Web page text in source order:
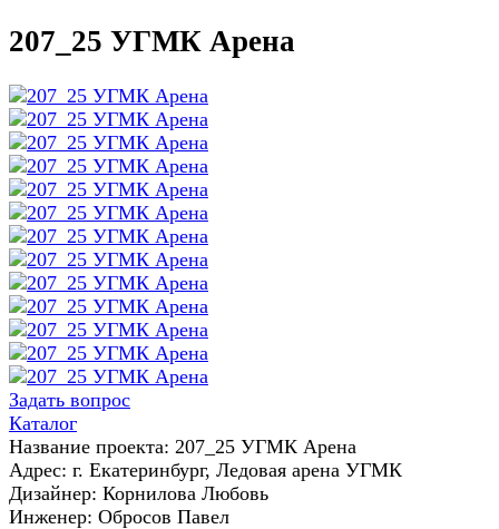
207_25 УГМК Арена
Задать вопрос
Каталог
Название проекта: 207_25 УГМК Арена
Адрес: г. Екатеринбург, Ледовая арена УГМК
Дизайнер: Корнилова Любовь
Инженер: Обросов Павел